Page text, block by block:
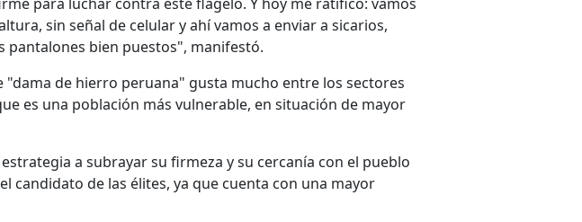
sin señal de celular y ahí vamos a enviar a sicarios,
pantalones bien puestos", manifestó.
"dama de hierro peruana" gusta mucho entre los sectores
es una población más vulnerable, en situación de mayor
a subrayar su firmeza y su cercanía con el pueblo
candidato de las élites, ya que cuenta con una mayor